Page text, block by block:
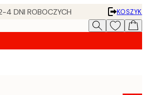
4 DNI ROBOCZYCH
KOSZYK